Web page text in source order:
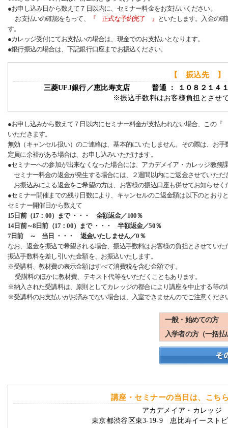
●お申し込み日から数えて７日以内に、セミナー料金をお支払いください。
お支払いの確認をもって、
『 正式な予約完了 』 といたします。入金の
す。
●カレッジ受付にてお支払いの場合は、現金でのお支払いとなります。
●銀行振込の場合は、下記銀行口座までお振込ください。
【 振込先 】
三菱UFJ銀行／恵比寿支店 普通 ： １０８２１
※振込手数料はお客様負担とさせ
●お申し込みから数えて７日以内にセミナー料金が支払われない場合、この
いただきます。
無効（キャンセル扱い）のご連絡は、基本的にいたしません。その際は、お
定員に余裕がある場合は、お申し込みいただけます。
●セミナーへの参加が出来なくなった場合には、アカデメイア・カレッジ教務
セミナー料金の返金が発生する場合には、２週間以内にご返金させていただ
お振込みによる返金をご希望の方は、お客様の振込口座も併せてお知らせく
●セミナー開催までの残り日数により、キャンセルのご返金額は以下のとおり
セミナー開催日から数えて
15日前（17：00）まで ・・・ 全額返金／100％
14日前～8日前（17：00）まで ・・・ 半額返金／50％
7日前 ～ 当日 ・・・ 返金いたしません／0％
なお、返金を振込で希望される場合、振込手数料はお客様の負担とさせていた
振込手数料を差し引いた金額を、お振込いたします。
※受講料、教材費の表示金額はすべて消費税を含む金額です。
受講料のほかに教材費、テキスト代等をいただくこともあります。
※納入された受講料は、原則としてカレッジの都合により講座を中止する等
※受講料のお支払いがお済みでない場合は、入室できませんのでご注意くださ
一般・始めての方
入学者の方（一括払
講座・セミナーの当日は、こち
アカデメイア・カレッジ
東京都渋谷区東3-19-9 恵比寿イースト